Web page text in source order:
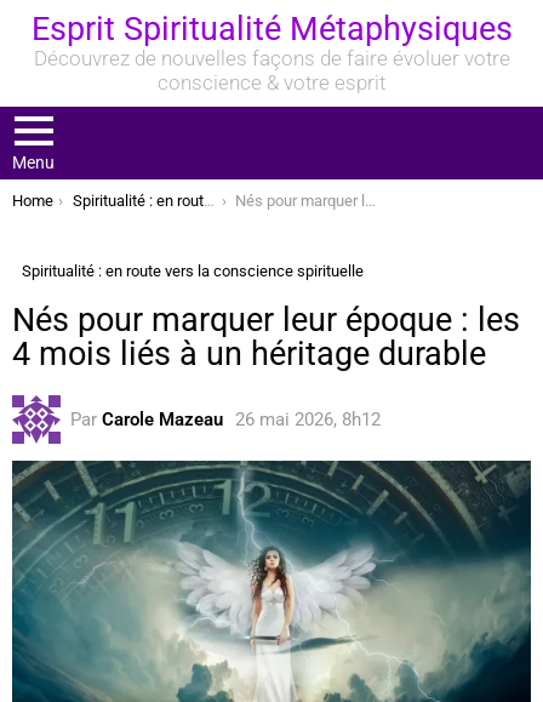
Esprit Spiritualité Métaphysiques
Découvrez de nouvelles façons de faire évoluer votre
conscience & votre esprit
Menu
You are here:
Home Spiritualité : en route vers la conscience spirituelle Nés pour marquer leur époque : les 4 mois liés à un héritage durable
Spiritualité : en route vers la conscience spirituelle
Nés pour marquer leur époque : les
4 mois liés à un héritage durable
Par Carole Mazeau 26 mai 2026, 8h12